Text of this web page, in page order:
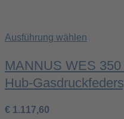
Ausführung wählen
MANNUS WES
Hub-
€ 1.117,60